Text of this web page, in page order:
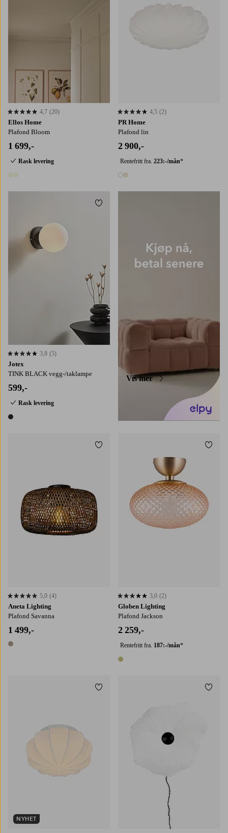
Ellos Home
Plafond Bloom
1 699,-
Rask levering
4,7 basert på 20 karaktergivninger
4,7 (20)
PR Home
Plafond lin
2 900,-
Rentefritt fra. 223:-/mån*
2 farger
4,5 basert på 2 karaktergivninger
4,5 (2)
Jotex
TINK BLACK vegg-/taklampe
599,-
Rask levering
1 farge
3,8 basert på 5 karaktergivninger
3,8 (5)
Legg til favoritter
Vis mer
Aneta Lighting
Plafond Savanna
1 499,-
1 farge
5,0 basert på 4 karaktergivninger
5,0 (4)
Legg til favoritter
Globen Lighting
Plafond Jackson
2 259,-
Rentefritt fra. 187:-/mån*
1 farge
3,0 basert på 2 karaktergivninger
3,0 (2)
NYHET
Legg til favoritter